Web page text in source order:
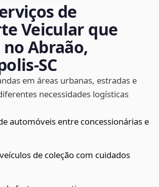
de
Veicular que
no Abraão,
em áreas urbanas, estradas e
necessidades logísticas
automóveis entre concessionárias e
de coleção com cuidados